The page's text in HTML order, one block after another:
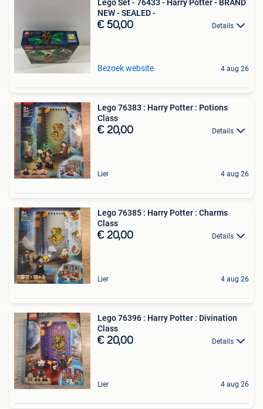
Lego Set - 76433 - Harry Potter - BRAND
NEW - SEALED -
€ 50,00 Details
Bezoek website 4 aug 26
Lego 76383 : Harry Potter : Potions
Class
€ 20,00 Details
Lier 4 aug 26
Lego 76385 : Harry Potter : Charms
Class
€ 20,00 Details
Lier 4 aug 26
Lego 76396 : Harry Potter : Divination
Class
€ 20,00 Details
Lier 4 aug 26